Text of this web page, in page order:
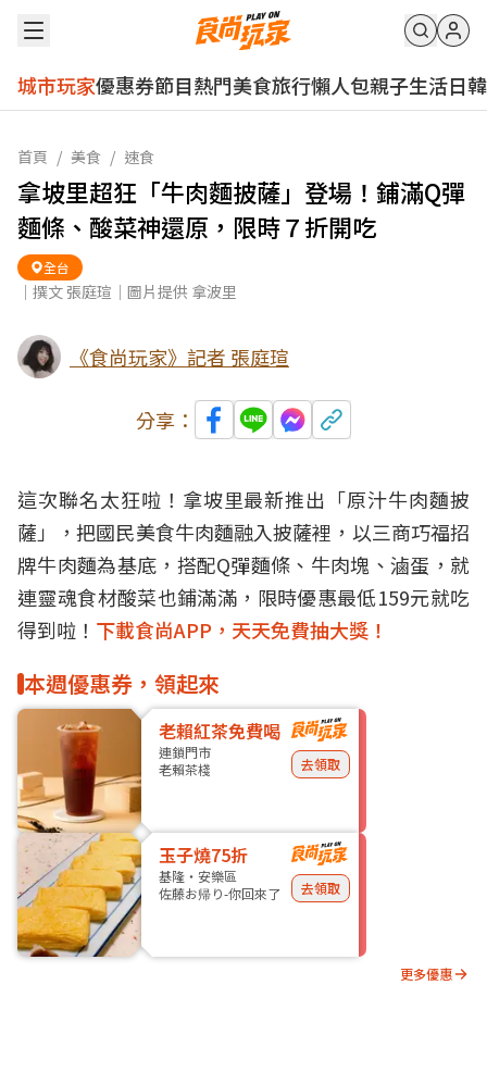
城市玩家優惠券節目熱門美食旅行懶人包親子生活日韓
首頁 / 美食 / 速食
拿坡里超狂「牛肉麵披薩」登場！鋪滿Q彈
麵條、酸菜神還原，限時７折開吃
全台
｜撰文 張庭瑄｜圖片提供 拿波里
《食尚玩家》記者 張庭瑄
分享：
這次聯名太狂啦！拿坡里最新推出「原汁牛肉麵披
薩」，把國民美食牛肉麵融入披薩裡，以三商巧福招
牌牛肉麵為基底，搭配Q彈麵條、牛肉塊、滷蛋，就
連靈魂食材酸菜也鋪滿滿，限時優惠最低159元就吃
得到啦！ 下載食尚APP，天天免費抽大獎！
本週優惠券，領起來
老賴紅茶免費喝
連鎖門市
老賴茶棧
去領取
玉子燒75折
基隆・安樂區
佐藤お帰り-你回來了
去領取
更多優惠